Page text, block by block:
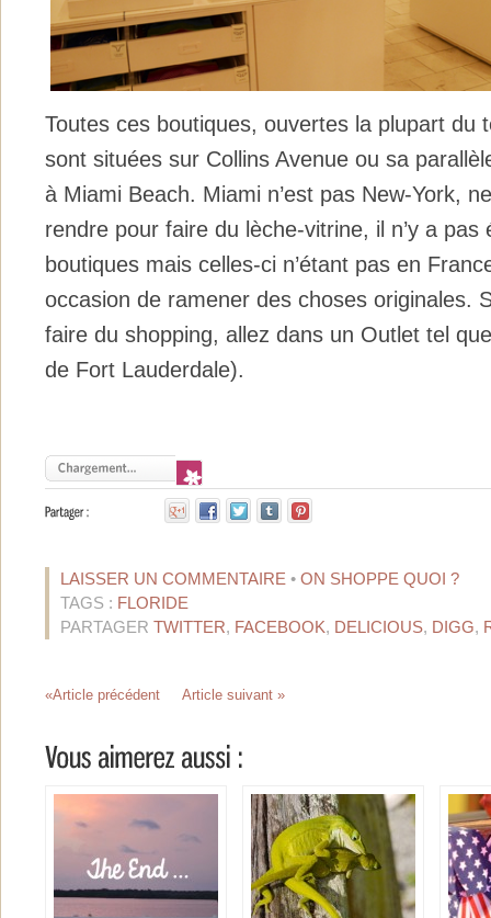
Toutes ces boutiques, ouvertes la plupart du
sont situées sur Collins Avenue ou sa
à Miami Beach. Miami n’est pas New-York,
rendre pour faire du lèche-vitrine, il n’y a pas
boutiques mais celles-ci n’étant pas en
occasion de ramener des choses originales.
faire du shopping, allez dans un Outlet tel
de Fort Lauderdale).
LAISSER UN COMMENTAIRE • ON SHOPPE QUOI ?
TAGS : FLORIDE
PARTAGER TWITTER, FACEBOOK, DELICIOUS, DIGG,
«Article précédent Article suivant »